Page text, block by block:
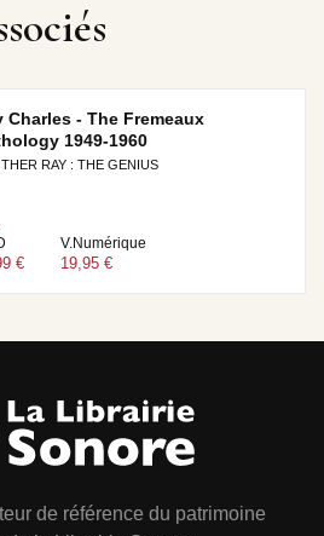
Charles - The Fremeaux
1949-1960
RAY : THE GENIUS
€
V.Numérique
19,95 €
de référence du patrimoine